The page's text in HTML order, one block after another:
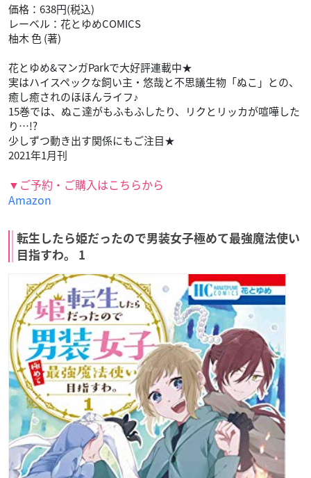
価格：638円(税込)
レーベル：花とゆめCOMICS
柚木 色 (著)
花とゆめ&マンガParkで大好評連載中★
実はハイスペックな飼い主・悠哉と不思議生物「ぬこ」との、
癒し癒されのほほんライフ♪
15巻では、ぬこ達がもふもふしたり、リクとリッカが喧嘩した
り…!?
少しずつ動き出す関係にもご注目★
2021年1月刊
▼ご予約・ご購入はこちらから
Amazon
転生したら姫だったので男装女子極めて最強魔法使い
目指すわ。 1